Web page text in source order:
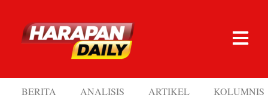
BERITA ANALISIS ARTIKEL KOLUMNIS